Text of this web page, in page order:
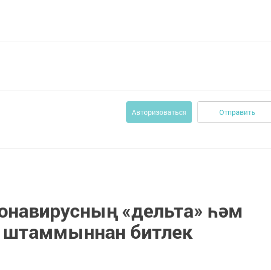
Авторизоваться Отправить
«дельта» һәм
штаммыннан битлек